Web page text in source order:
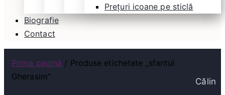
Prețuri icoane pe sticlă
Biografie
Contact
Prima pagină / Produse etichetate „sfantul
Gherasim”
Călin